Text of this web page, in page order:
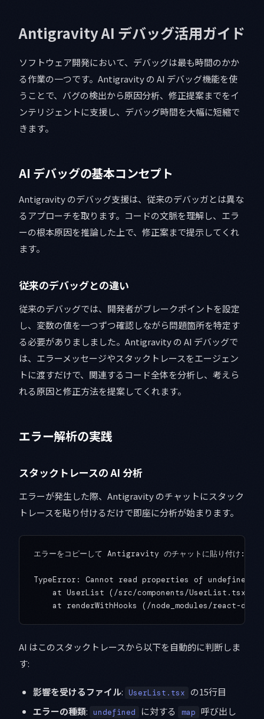
Antigravity AI デバッグ活用ガイド
ソフトウェア開発において、デバッグは最も時間のかか
る作業の一つです。Antigravity の AI デバッグ機能を使
うことで、バグの検出から原因分析、修正提案までをイ
ンテリジェントに支援し、デバッグ時間を大幅に短縮で
きます。
AI デバッグの基本コンセプト
Antigravity のデバッグ支援は、従来のデバッガとは異な
るアプローチを取ります。コードの文脈を理解し、エラ
ーの根本原因を推論した上で、修正案まで提示してくれ
ます。
従来のデバッグとの違い
従来のデバッグでは、開発者がブレークポイントを設定
し、変数の値を一つずつ確認しながら問題箇所を特定す
る必要がありましました。Antigravity の AI デバッグで
は、エラーメッセージやスタックトレースをエージェン
トに渡すだけで、関連するコード全体を分析し、考えら
れる原因と修正方法を提案してくれます。
エラー解析の実践
スタックトレースの AI 分析
エラーが発生した際、Antigravity のチャットにスタック
トレースを貼り付けるだけで即座に分析が始まります。
エラーをコピーして Antigravity のチャットに貼り付け:
TypeError: Cannot read properties of undefined
at UserList (/src/components/
AI はこのスタックトレースから以下を自動的に判断しま
す:
影響を受けるファイル: UserList.tsx
の15行目
エラーの種類: undefined に対する map 呼び出し